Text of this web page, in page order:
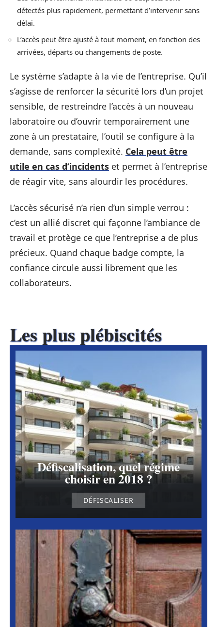
détectés plus rapidement, permettant d’intervenir sans
délai.
L’accès peut être ajusté à tout moment, en fonction des
arrivées, départs ou changements de poste.
Le système s’adapte à la vie de l’entreprise. Qu’il
s’agisse de renforcer la sécurité lors d’un projet
sensible, de restreindre l’accès à un nouveau
laboratoire ou d’ouvrir temporairement une
zone à un prestataire, l’outil se configure à la
demande, sans complexité. Cela peut être
utile en cas d’incidents et permet à l’entreprise
de réagir vite, sans alourdir les procédures.
L’accès sécurisé n’a rien d’un simple verrou :
c’est un allié discret qui façonne l’ambiance de
travail et protège ce que l’entreprise a de plus
précieux. Quand chaque badge compte, la
confiance circule aussi librement que les
collaborateurs.
Les plus plébiscités
Défiscalisation, quel régime
choisir en 2018 ?
DÉFISCALISER